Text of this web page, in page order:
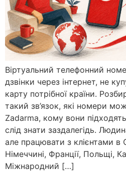
Віртуальний телефонний
дзвінки через інтернет, не
карту потрібної країни.
такий зв’язок, які номери
Zadarma, кому вони
слід знати заздалегідь.
але працювати з клієнтами в
Німеччині, Франції, Польщі,
Міжнародний […]